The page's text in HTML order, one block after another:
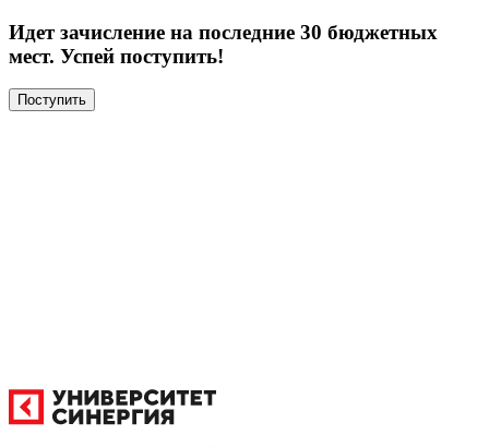
Идет зачисление на последние 30 бюджетных
мест. Успей поступить!
Поступить